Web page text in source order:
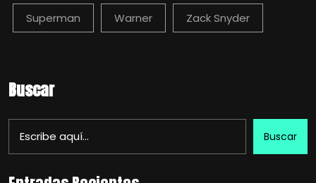
Superman Warner Zack Snyder
Buscar
Buscar